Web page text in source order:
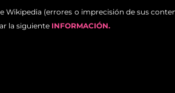
(errores o imprecisión de sus
la siguiente INFORMACIÓN.